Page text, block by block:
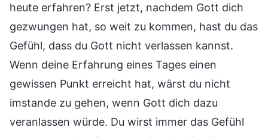
heute erfahren? Erst jetzt, nachdem Gott dich
gezwungen hat, so weit zu kommen, hast du das
Gefühl, dass du Gott nicht verlassen kannst.
Wenn deine Erfahrung eines Tages einen
gewissen Punkt erreicht hat, wärst du nicht
imstande zu gehen, wenn Gott dich dazu
veranlassen würde. Du wirst immer das Gefühl